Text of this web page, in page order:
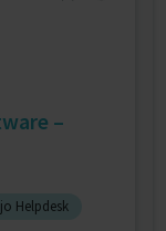
–
Helpdesk